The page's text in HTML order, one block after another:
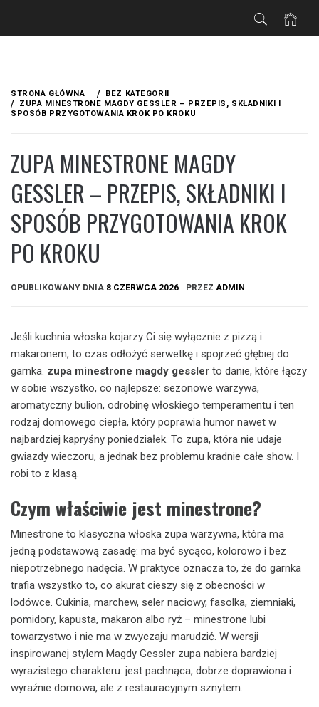
treści
STRONA GŁÓWNA
BEZ KATEGORII
ZUPA MINESTRONE MAGDY GESSLER – PRZEPIS, SKŁADNIKI I
SPOSÓB PRZYGOTOWANIA KROK PO KROKU
ZUPA MINESTRONE MAGDY
GESSLER – PRZEPIS, SKŁADNIKI I
SPOSÓB PRZYGOTOWANIA KROK
PO KROKU
OPUBLIKOWANY DNIA 8 CZERWCA 2026 PRZEZ ADMIN
Jeśli kuchnia włoska kojarzy Ci się wyłącznie z pizzą i
makaronem, to czas odłożyć serwetkę i spojrzeć głębiej do
garnka. zupa minestrone magdy gessler to danie, które łączy
w sobie wszystko, co najlepsze: sezonowe warzywa,
aromatyczny bulion, odrobinę włoskiego temperamentu i ten
rodzaj domowego ciepła, który poprawia humor nawet w
najbardziej kapryśny poniedziałek. To zupa, która nie udaje
gwiazdy wieczoru, a jednak bez problemu kradnie całe show. I
robi to z klasą.
Czym właściwie jest minestrone?
Minestrone to klasyczna włoska zupa warzywna, która ma
jedną podstawową zasadę: ma być sycąco, kolorowo i bez
niepotrzebnego nadęcia. W praktyce oznacza to, że do garnka
trafia wszystko to, co akurat cieszy się z obecności w
lodówce. Cukinia, marchew, seler naciowy, fasolka, ziemniaki,
pomidory, kapusta, makaron albo ryż – minestrone lubi
towarzystwo i nie ma w zwyczaju marudzić. W wersji
inspirowanej stylem Magdy Gessler zupa nabiera bardziej
wyrazistego charakteru: jest pachnąca, dobrze doprawiona i
wyraźnie domowa, ale z restauracyjnym sznytem.